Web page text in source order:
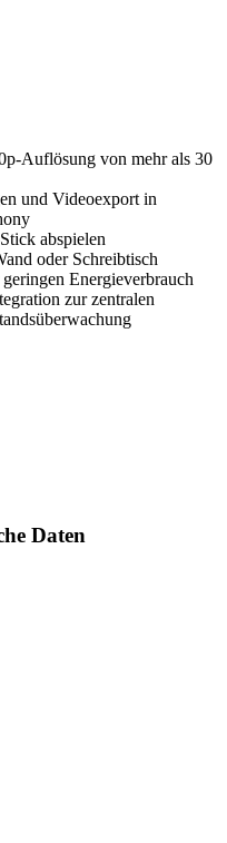
Auflösung von mehr als 30
und Videoexport in
abspielen
oder Schreibtisch
Energieverbrauch
zur zentralen
Daten